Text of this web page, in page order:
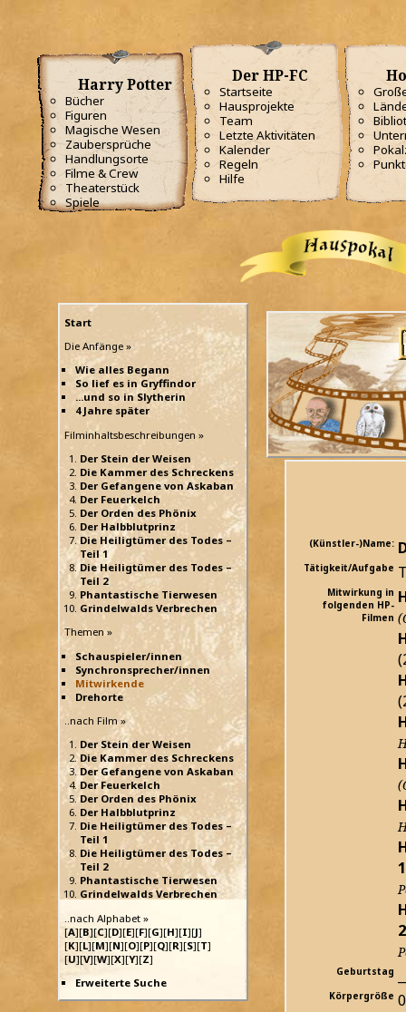
Harry Potter
Bücher
Figuren
Magische Wesen
Zaubersprüche
Handlungsorte
Filme & Crew
Theaterstück
Spiele
Der HP-FC
Startseite
Hausprojekte
Team
Letzte Aktivitäten
Kalender
Regeln
Hilfe
Start
Die Anfänge »
Wie alles Begann
So lief es in Gryffindor
...und so in Slytherin
4 Jahre später
Filminhaltsbeschreibungen »
Der Stein der Weisen
Die Kammer des Schreckens
Der Gefangene von Askaban
Der Feuerkelch
Der Orden des Phönix
Der Halbblutprinz
Die Heiligtümer des Todes –
Teil 1
Die Heiligtümer des Todes –
Teil 2
Phantastische Tierwesen
Grindelwalds Verbrechen
Themen »
Schauspieler/innen
Synchronsprecher/innen
Mitwirkende
Drehorte
..nach Film »
Der Stein der Weisen
Die Kammer des Schreckens
Der Gefangene von Askaban
Der Feuerkelch
Der Orden des Phönix
Der Halbblutprinz
Die Heiligtümer des Todes –
Teil 1
Die Heiligtümer des Todes –
Teil 2
Phantastische Tierwesen
Grindelwalds Verbrechen
..nach Alphabet »
[A][B][C][D][E][F][G][H][I][J]
[K][L][M][N][O][P][Q][R][S][T]
[U][V][W][X][Y][Z]
Erweiterte Suche
(Künstler-)Name:
Tätigkeit/Aufgabe
Mitwirkung in
folgenden HP-
Filmen
1
2
Geburtstag
Körpergröße